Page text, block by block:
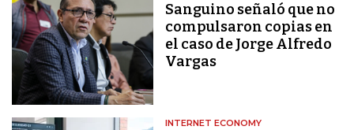
Sanguino señaló que no
compulsaron copias en
el caso de Jorge Alfredo
Vargas
INTERNET ECONOMY